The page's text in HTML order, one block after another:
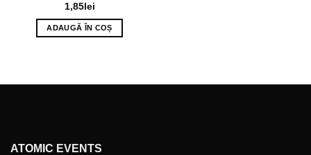
1,85lei
ADAUGĂ ÎN COȘ
ATOMIC EVENTS